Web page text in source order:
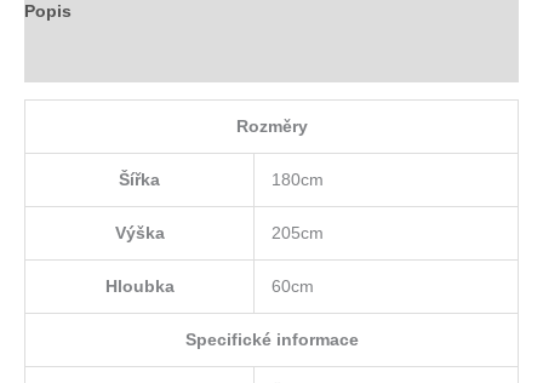
Popis
Rozměry
Šířka 180cm
Výška 205cm
Hloubka 60cm
Specifické informace